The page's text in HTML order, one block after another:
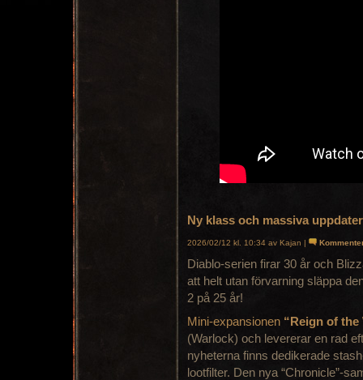
Ny klass och massiva
2026/02/12 kl. 10:34 av Kajan |
Diablo-serien firar 30 år och
att helt utan förvarning släppa
2 på 25 år!
Mini-expansionen “Reign of the
(Warlock) och levererar en rad
nyheterna finns dedikerade
lootfilter. Den nya “Chronicle”-